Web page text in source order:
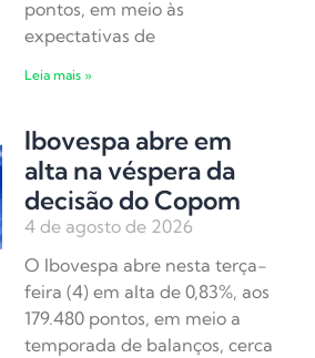
pontos, em meio às
expectativas de
Leia mais »
Ibovespa abre em
alta na véspera da
decisão do Copom
4 de agosto de 2026
O Ibovespa abre nesta terça-
feira (4) em alta de 0,83%, aos
179.480 pontos, em meio a
temporada de balanços, cerca